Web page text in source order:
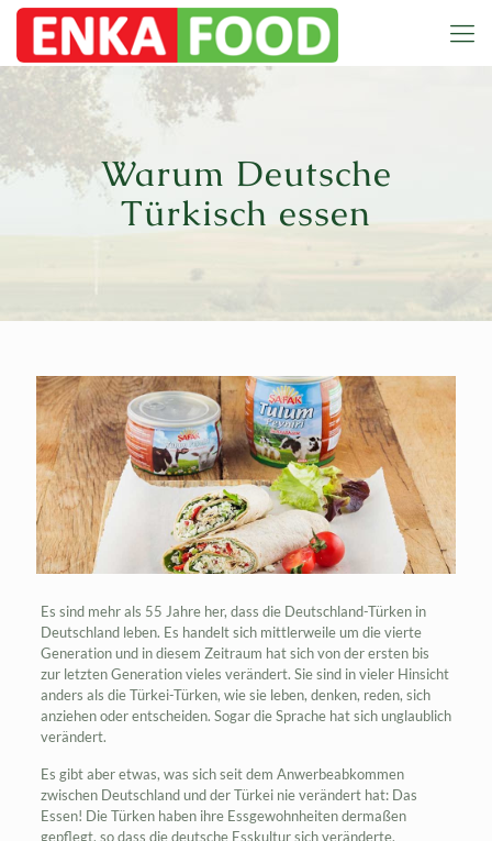
Warum Deutsche
Türkisch essen
Es sind mehr als 55 Jahre her, dass die Deutschland-Türken in
Deutschland leben. Es handelt sich mittlerweile um die vierte
Generation und in diesem Zeitraum hat sich von der ersten bis
zur letzten Generation vieles verändert. Sie sind in vieler Hinsicht
anders als die Türkei-Türken, wie sie leben, denken, reden, sich
anziehen oder entscheiden. Sogar die Sprache hat sich unglaublich
verändert.
Es gibt aber etwas, was sich seit dem Anwerbeabkommen
zwischen Deutschland und der Türkei nie verändert hat: Das
Essen! Die Türken haben ihre Essgewohnheiten dermaßen
gepflegt, so dass die deutsche Esskultur sich veränderte.